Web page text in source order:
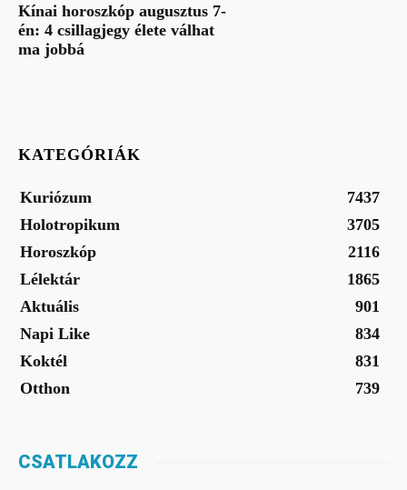
Kínai horoszkóp augusztus 7-
én: 4 csillagjegy élete válhat
ma jobbá
KATEGÓRIÁK
Kuriózum
7437
Holotropikum
3705
Horoszkóp
2116
Lélektár
1865
Aktuális
901
Napi Like
834
Koktél
831
Otthon
739
CSATLAKOZZ